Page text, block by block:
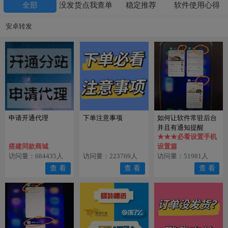
全部 没发货点我查单 稳定推荐 软件使用心得
安卓转发
申请开通代理
搭建同款商城
访问量：684435人
查 看
下单注意事项
访问量：223769人
查 看
如何让软件常驻后台
并且有通知提醒
★★★必看设置手机
设置篇
访问量：51981人
查 看